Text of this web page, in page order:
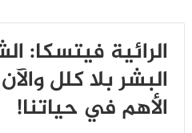
الرائية فيتسكا:
البشر بلا كلل
الأهم في حياتنا!